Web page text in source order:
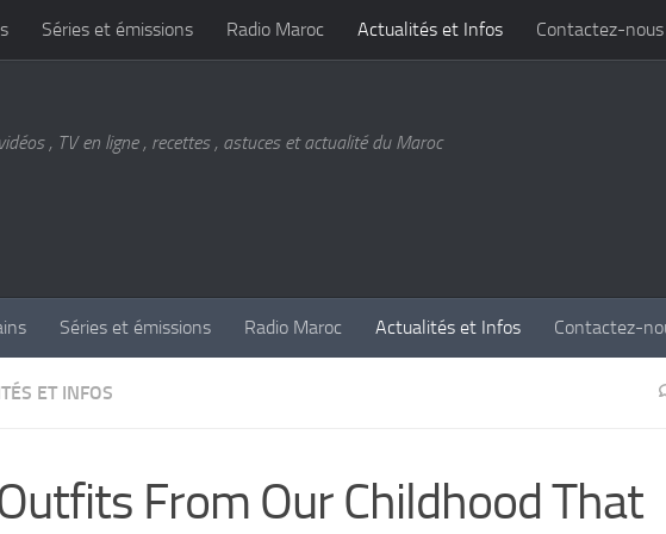
Séries et émissions Radio Maroc Actualités et Infos Contactez-nous
, TV en ligne , recettes , astuces et actualité du Maroc
Séries et émissions Radio Maroc Actualités et Infos Contactez-
ET INFOS
From Our Childhood That